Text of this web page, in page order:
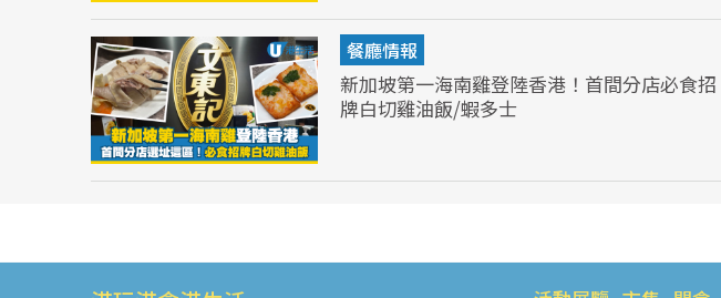
餐廳情報
新加坡第一海南雞登陸香港！首間分店必食招
牌白切雞油飯/蝦多士